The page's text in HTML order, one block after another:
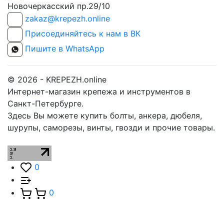
Новочеркасский пр.29/10
zakaz@krepezh.online
Присоединяйтесь к нам в ВК
Пишите в WhatsApp
© 2026 - KREPEZH.online
Интернет-магазин крепежа и инструментов в
Санкт-Петербурге.
Здесь Вы можете купить болты, анкера, дюбеля,
шурупы, саморезы, винты, гвозди и прочие товары.
0
0